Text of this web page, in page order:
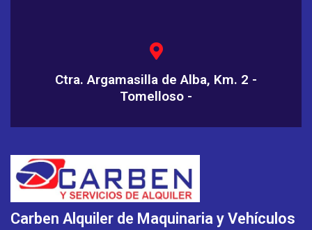
Ctra. Argamasilla de Alba, Km. 2 -
Tomelloso -
Carben Alquiler de Maquinaria y Vehículos